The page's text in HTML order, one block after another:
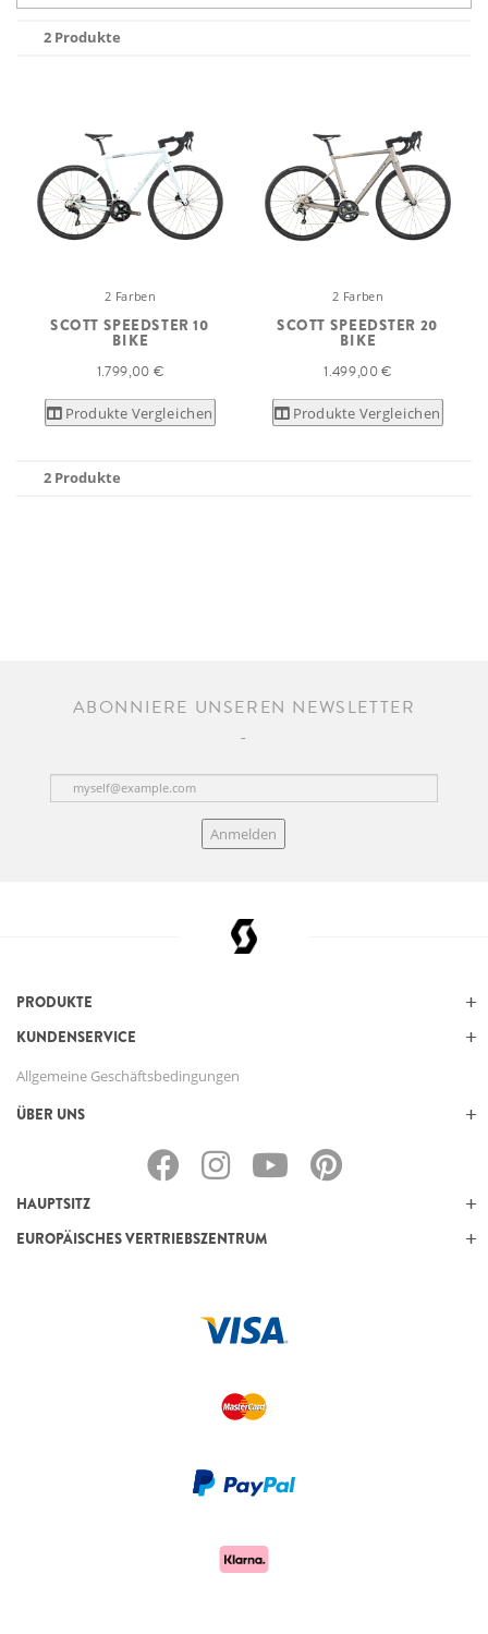
2 Produkte
2 Farben
SCOTT SPEEDSTER 10
BIKE
1.799,00 €
Produkte Vergleichen
2 Farben
SCOTT SPEEDSTER 20
BIKE
1.499,00 €
Produkte Vergleichen
2 Produkte
ABONNIERE UNSEREN NEWSLETTER
Anmelden
PRODUKTE
KUNDENSERVICE
Allgemeine Geschäftsbedingungen
ÜBER UNS
HAUPTSITZ
EUROPÄISCHES VERTRIEBSZENTRUM